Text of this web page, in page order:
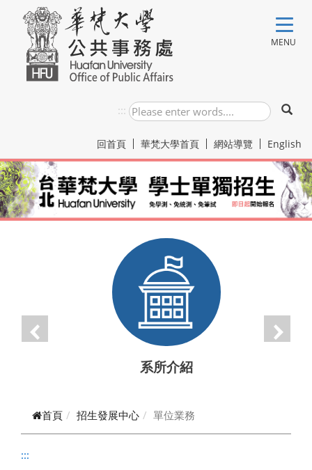
跳到主要內容
:::
回首頁 華梵大學首頁 網站導覽 English
MENU
:::
系所介紹
首頁 招生發展中心 單位業務
:::